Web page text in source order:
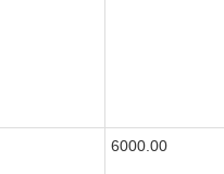
6000.00